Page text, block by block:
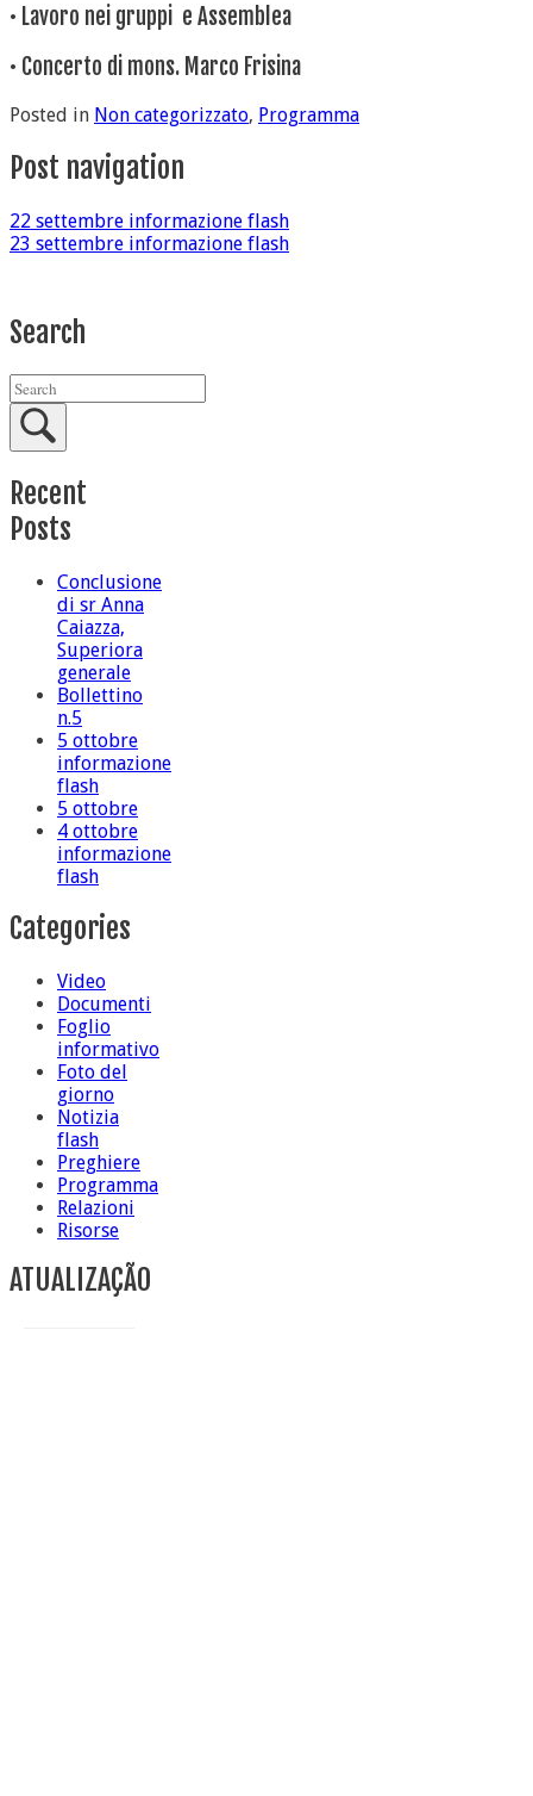
• Lavoro nei gruppi e Assemblea
• Concerto di mons. Marco Frisina
Posted in Non categorizzato, Programma
Post navigation
22 settembre informazione flash
23 settembre informazione flash
Search
Recent
Posts
Conclusione
di sr Anna
Caiazza,
Superiora
generale
Bollettino
n.5
5 ottobre
informazione
flash
5 ottobre
4 ottobre
informazione
flash
Categories
Video
Documenti
Foglio
informativo
Foto del
giorno
Notizia
flash
Preghiere
Programma
Relazioni
Risorse
ATUALIZAÇÃO